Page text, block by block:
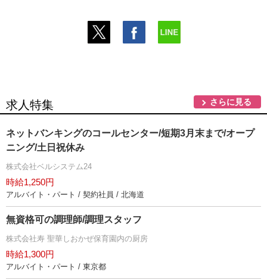
求人特集 さらに見る
ネットバンキングのコールセンター/短期3月末まで/オープ
ニング/土日祝休み
株式会社ベルシステム24
時給1,250円
アルバイト・パート / 契約社員 / 北海道
無資格可の調理師/調理スタッフ
株式会社寿 聖華しおかぜ保育園内の厨房
時給1,300円
アルバイト・パート / 東京都